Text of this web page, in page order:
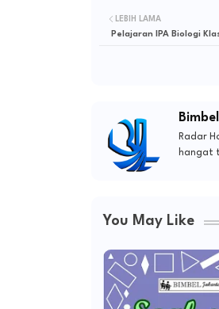
LEBIH LAMA
Pelajaran IPA Biologi
Radar
hangat
You May Like